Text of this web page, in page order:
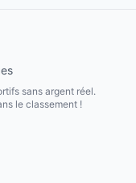
sans argent réel.
le classement !